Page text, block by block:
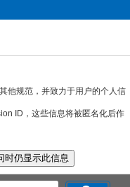
他规范，并致力于用户的个人信
ID，这些信息将被匿名化后作